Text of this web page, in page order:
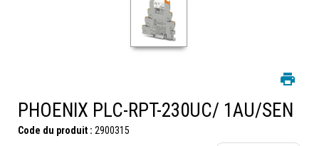
PHOENIX PLC-RPT-230UC/ 1AU/SEN
Code du produit : 2900315